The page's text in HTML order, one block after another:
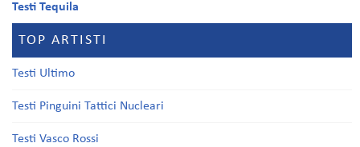
Testi Tequila
TOP ARTISTI
Testi Ultimo
Testi Pinguini Tattici Nucleari
Testi Vasco Rossi